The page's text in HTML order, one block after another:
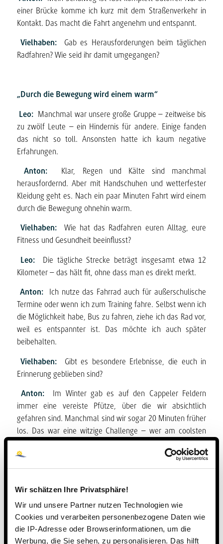
Wir schätzen Ihre Privatsphäre!
Wir und unsere Partner nutzen Technologien wie
Cookies und verarbeiten personenbezogene Daten wie
die IP-Adresse oder Browserinformationen, um die
Werbung, die Sie sehen, zu personalisieren. Das hilft
einer Brücke komme ich kurz mit dem Straßenverkehr in
Kontakt. Das macht die Fahrt angenehm und entspannt.
Vielhaben: Gab es Herausforderungen beim täglichen
Radfahren? Wie seid ihr damit umgegangen?
„Durch die Bewegung wird einem warm“
Leo: Manchmal war unsere große Gruppe – zeitweise bis
zu zwölf Leute – ein Hindernis für andere. Einige fanden
das nicht so toll. Ansonsten hatte ich kaum negative
Erfahrungen.
Anton: Klar, Regen und Kälte sind manchmal
herausfordernd. Aber mit Handschuhen und wetterfester
Kleidung geht es. Nach ein paar Minuten Fahrt wird einem
durch die Bewegung ohnehin warm.
Vielhaben: Wie hat das Radfahren euren Alltag, eure
Fitness und Gesundheit beeinflusst?
Leo: Die tägliche Strecke beträgt insgesamt etwa 12
Kilometer – das hält fit, ohne dass man es direkt merkt.
Anton:
Ich nutze das Fahrrad auch für außerschulische
Termine oder wenn ich zum Training fahre. Selbst wenn ich
die Möglichkeit habe, Bus zu fahren, ziehe ich das Rad vor,
weil es entspannter ist. Das möchte ich auch später
beibehalten.
Vielhaben: Gibt es besondere Erlebnisse, die euch in
Erinnerung geblieben sind?
Anton:
Im Winter gab es auf den Cappeler Feldern
immer eine vereiste Pfütze, über die wir absichtlich
gefahren sind. Manchmal sind wir sogar 20 Minuten früher
los. Das war eine witzige Challenge – wer am coolsten
fällt oder die Balance am längsten hält (lacht).
Vielhaben:Hat das Radfahren eure Einstellung zum
Umweltschutz beeinflusst?
Leo: Der Umweltaspekt war für mich nie der Hauptgrund,